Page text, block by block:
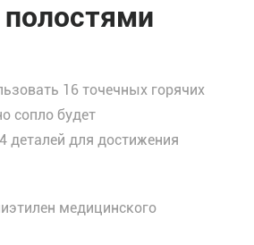
16 точечных горячих
сопло будет
деталей для достижения
медицинского